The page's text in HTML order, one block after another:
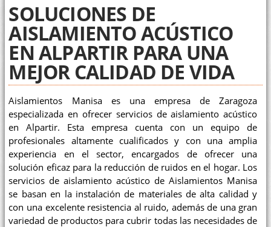
SOLUCIONES DE
AISLAMIENTO ACÚSTICO
EN ALPARTIR PARA UNA
MEJOR CALIDAD DE VIDA
Aislamientos Manisa es una empresa de Zaragoza
especializada en ofrecer servicios de aislamiento acústico
en Alpartir. Esta empresa cuenta con un equipo de
profesionales altamente cualificados y con una amplia
experiencia en el sector, encargados de ofrecer una
solución eficaz para la reducción de ruidos en el hogar. Los
servicios de aislamiento acústico de Aislamientos Manisa
se basan en la instalación de materiales de alta calidad y
con una excelente resistencia al ruido, además de una gran
variedad de productos para cubrir todas las necesidades de